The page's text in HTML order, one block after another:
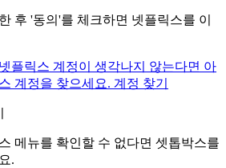
후 '동의'를 체크하면 넷플릭스를 이
메뉴를 확인할 수 없다면 셋톱박스를
.